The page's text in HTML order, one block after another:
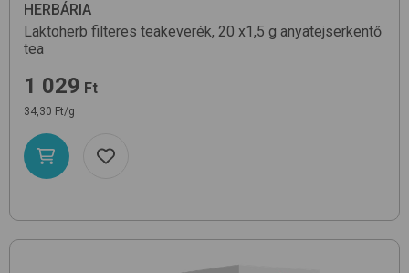
HERBÁRIA
Laktoherb filteres teakeverék, 20 x1,5 g anyatejserkentő
tea
1 029 Ft
34,30 Ft/g